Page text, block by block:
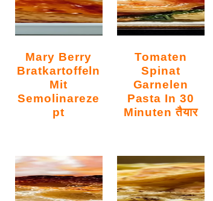
Mary Berry
Bratkartoffeln
Mit
Semolinareze
Pt
Tomaten
Spinat
Garnelen
Pasta In 30
Minuten तैयार